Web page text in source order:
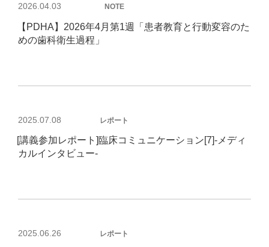
投
日:
2026.04.03 NOTE
【PDHA】2026年4月第1週「患者教育と行動変容のた
めの歯科衛生過程」
投
日:
2025.07.08 レポート
[講義参加レポート]臨床コミュニケーション[7]-メディ
カルインタビュー-
投
2025.06.26 レポート